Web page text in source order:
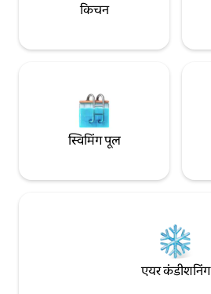
किचन
स्विमिंग पूल
एयर कंडीशनिंग